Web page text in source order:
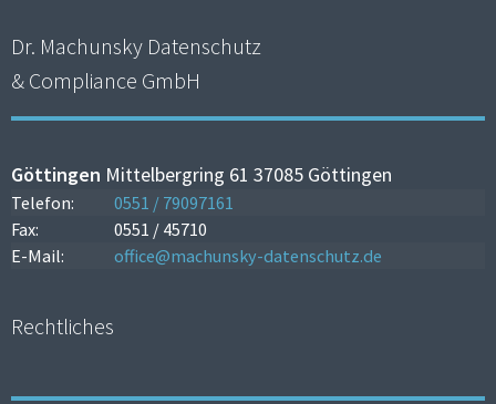
Dr. Machunsky Datenschutz
& Compliance GmbH
Göttingen Mittelbergring 61 37085 Göttingen
Telefon:
0551 / 79097161
Fax:
0551 / 45710
E-Mail:
office@machunsky-datenschutz.de
Rechtliches